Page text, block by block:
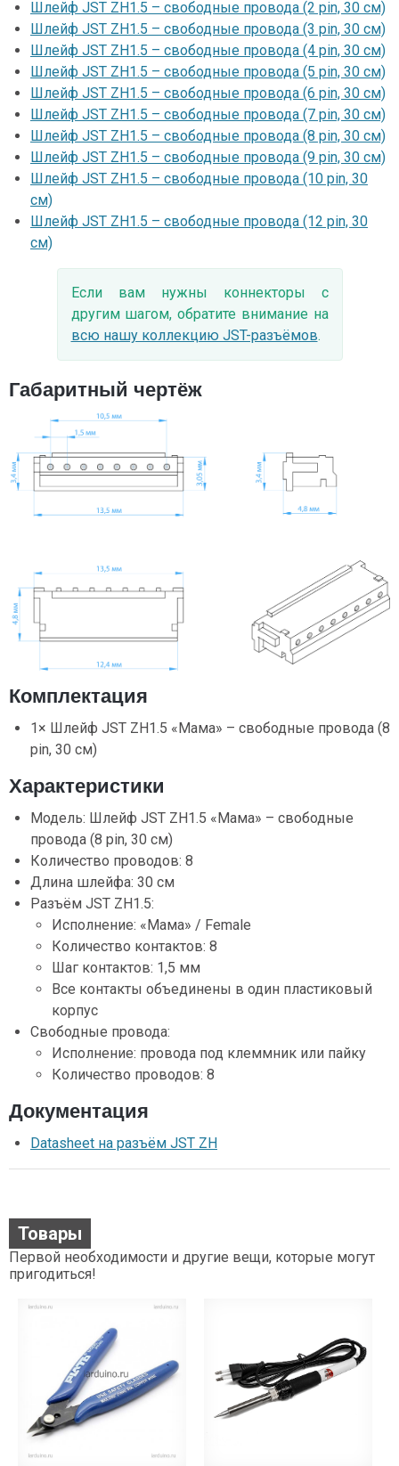
Шлейф JST ZH1.5 – свободные провода (2 pin, 30 см)
Шлейф JST ZH1.5 – свободные провода (3 pin, 30 см)
Шлейф JST ZH1.5 – свободные провода (4 pin, 30 см)
Шлейф JST ZH1.5 – свободные провода (5 pin, 30 см)
Шлейф JST ZH1.5 – свободные провода (6 pin, 30 см)
Шлейф JST ZH1.5 – свободные провода (7 pin, 30 см)
Шлейф JST ZH1.5 – свободные провода (8 pin, 30 см)
Шлейф JST ZH1.5 – свободные провода (9 pin, 30 см)
Шлейф JST ZH1.5 – свободные провода (10 pin, 30
см)
Шлейф JST ZH1.5 – свободные провода (12 pin, 30
см)
Если вам нужны коннекторы с
другим шагом, обратите внимание на
всю нашу коллекцию JST-разъёмов.
Габаритный чертёж
Комплектация
1× Шлейф JST ZH1.5 «Мама» – свободные провода (8
pin, 30 см)
Характеристики
Модель: Шлейф JST ZH1.5 «Мама» – свободные
провода (8 pin, 30 см)
Количество проводов: 8
Длина шлейфа: 30 см
Разъём JST ZH1.5:
Исполнение: «Мама» / Female
Количество контактов: 8
Шаг контактов: 1,5 мм
Все контакты объединены в один пластиковый
корпус
Свободные провода:
Исполнение: провода под клеммник или пайку
Количество проводов: 8
Документация
Datasheet на разъём JST ZH
Товары
Первой необходимости и другие вещи, которые могут
пригодиться!